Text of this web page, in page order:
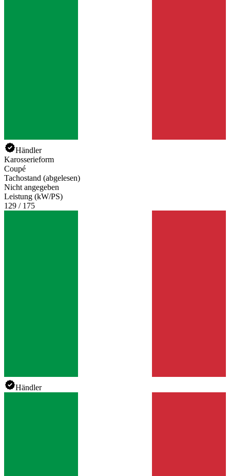
Händler
Karosserieform
Coupé
Tachostand (abgelesen)
Nicht angegeben
Leistung (kW/PS)
129 / 175
Händler